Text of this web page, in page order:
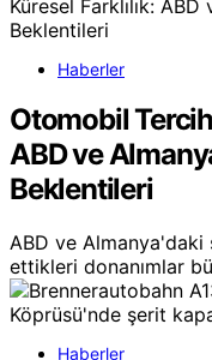
Haberler
Otomobil
ABD ve
Beklentileri
ABD ve Almanya'daki
ettikleri donanımlar
Haberler